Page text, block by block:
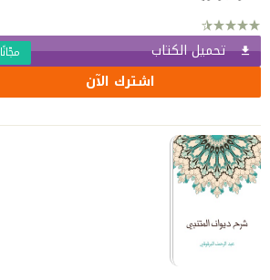
تحميل الكتاب مجّانًا
اشترك الآن